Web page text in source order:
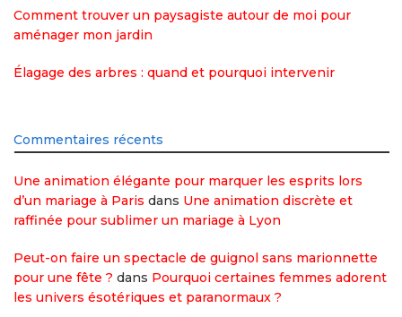
Comment trouver un paysagiste autour de moi pour
aménager mon jardin
Élagage des arbres : quand et pourquoi intervenir
Commentaires récents
Une animation élégante pour marquer les esprits lors
d’un mariage à Paris dans Une animation discrète et
raffinée pour sublimer un mariage à Lyon
Peut-on faire un spectacle de guignol sans marionnette
pour une fête ? dans Pourquoi certaines femmes adorent
les univers ésotériques et paranormaux ?